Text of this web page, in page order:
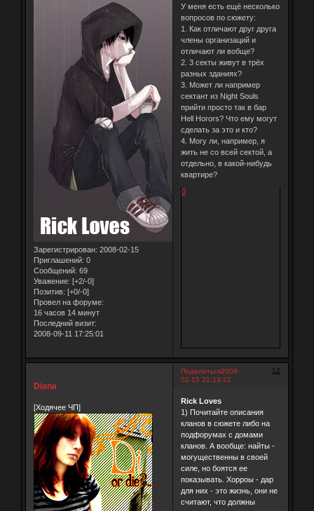
Зарегистрирован: 2008-02-15
Приглашений: 0
Сообщений: 69
Уважение: [+2/-0]
Позитив: [+0/-0]
Провел на форуме:
16 часов 14 минут
Последний визит:
2008-09-11 17:25:01
У меня есть ещё несколько
вопросов по сюжету:
1. Как отличают друг друга
члены организаций и
отличают ли вобще?
2. 3 секты живут в трёх
разных зданиях?
3. Может ли например
сектант из Night Souls
прийти просто так в бар
Hell Horors? Что ему могут
сделать за это и кто?
4. Могу ли, например, я
жить не со всей сектой, а
отдельно, в какой-нибудь
квартире?
0
Поделиться 12
2008-
02-15 21:13:22
Diana
[Ходячее ЧП]
Rick Loves
1) Почитайте описания
кланов в сюжете либо на
подфорумах с домами
кланов. А вообще: найты -
могущественны в своей
силе, но боятся ее
показывать. Хорроы - дар
для них - это жизнь, они не
считают, что должны